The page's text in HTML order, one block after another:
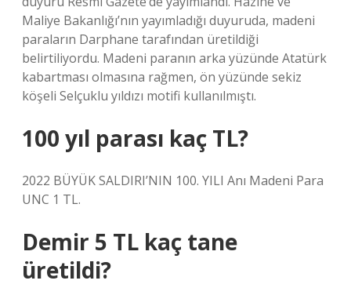
Maliye Bakanlığı’nın yayımladığı duyuruda, madeni
paraların Darphane tarafından üretildiği
belirtiliyordu. Madeni paranın arka yüzünde Atatürk
kabartması olmasına rağmen, ön yüzünde sekiz
köşeli Selçuklu yıldızı motifi kullanılmıştı.
100 yıl parası kaç TL?
2022 BÜYÜK SALDIRI’NIN 100. YILI Anı Madeni Para
UNC 1 TL.
Demir 5 TL kaç tane
üretildi?